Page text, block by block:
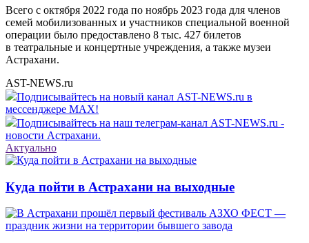
Всего с октября 2022 года по ноябрь 2023 года для членов
семей мобилизованных и участников специальной военной
операции было предоставлено 8 тыс. 427 билетов
в театральные и концертные учреждения, а также музеи
Астрахани.
AST-NEWS.ru
Подписывайтесь на новый канал AST-NEWS.ru в
мессенджере MAX!
Подписывайтесь на наш телеграм-канал AST-NEWS.ru -
новости Астрахани.
Актуально
Куда пойти в Астрахани на выходные